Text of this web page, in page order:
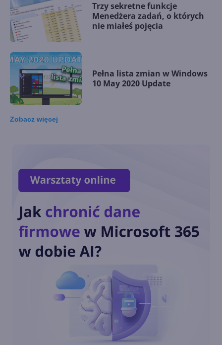
Trzy sekretne funkcje
Menedżera zadań, o których
nie miałeś pojęcia
Pełna lista zmian w Windows
10 May 2020 Update
Windows Search. Krótka
historia systemowej
wyszukiwarki
Ustawienia dźwięku: Jak
wersji Windows 10?
Komputer sam się wybudza z
hibernacji? Można temu
zapobiec
Zobacz więcej